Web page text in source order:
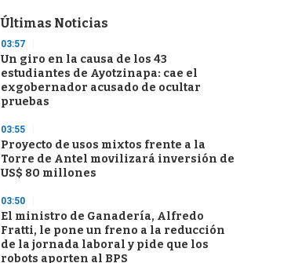
Últimas Noticias
03:57
Un giro en la causa de los 43
estudiantes de Ayotzinapa: cae el
exgobernador acusado de ocultar
pruebas
03:55
Proyecto de usos mixtos frente a la
Torre de Antel movilizará inversión de
US$ 80 millones
03:50
El ministro de Ganadería, Alfredo
Fratti, le pone un freno a la reducción
de la jornada laboral y pide que los
robots aporten al BPS